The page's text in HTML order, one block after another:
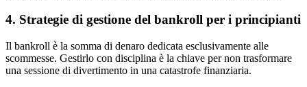
4. Strategie di gestione del bankroll per i principianti
Il bankroll è la somma di denaro dedicata esclusivamente alle
scommesse. Gestirlo con disciplina è la chiave per non trasformare
una sessione di divertimento in una catastrofe finanziaria.